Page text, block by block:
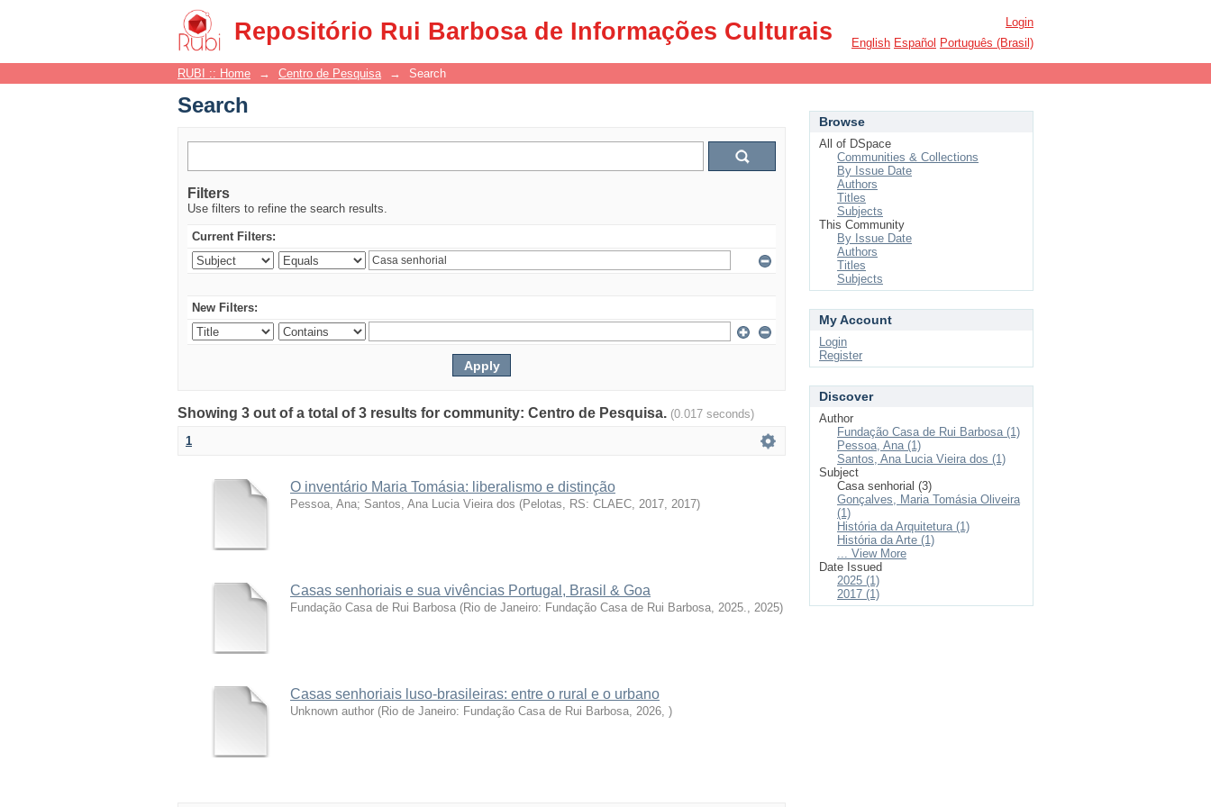
Repositório Rui Barbosa de Informações Culturais
Search
Login
English Español Português (Brasil)
RUBI :: Home → Centro de Pesquisa → Search
Search
Filters
Use filters to refine the search results.
Current Filters:
New Filters:
Showing 3 out of a total of 3 results for community: Centro de Pesquisa. (0.017 seconds)
1
O inventário Maria Tomásia: liberalismo e distinção
Pessoa, Ana; Santos, Ana Lucia Vieira dos (Pelotas, RS: CLAEC, 2017, 2017)
Casas senhoriais e sua vivências Portugal, Brasil & Goa
Fundação Casa de Rui Barbosa (Rio de Janeiro: Fundação Casa de Rui Barbosa, 2025., 2025)
Casas senhoriais luso-brasileiras: entre o rural e o urbano
Unknown author (Rio de Janeiro: Fundação Casa de Rui Barbosa, 2026, )
Browse
All of DSpace
Communities & Collections
By Issue Date
Authors
Titles
Subjects
This Community
By Issue Date
Authors
Titles
Subjects
My Account
Login
Register
Discover
Author
Fundação Casa de Rui Barbosa (1)
Pessoa, Ana (1)
Santos, Ana Lucia Vieira dos (1)
Subject
Casa senhorial (3)
Gonçalves, Maria Tomásia Oliveira
(1)
História da Arquitetura (1)
História da Arte (1)
... View More
Date Issued
2025 (1)
2017 (1)